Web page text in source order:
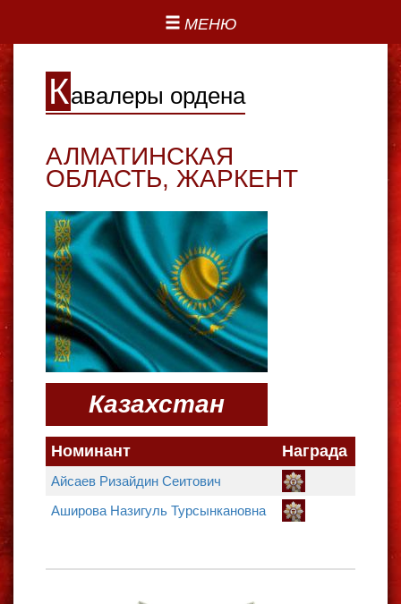
МЕНЮ
Кавалеры ордена
АЛМАТИНСКАЯ
ОБЛАСТЬ, ЖАРКЕНТ
Казахстан
Номинант Награда
Айсаев Ризайдин Сеитович
Аширова Назигуль Турсынкановна